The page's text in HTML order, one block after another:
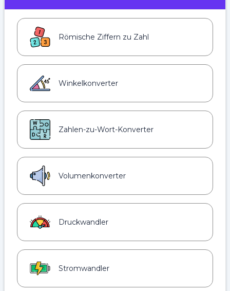
Römische Ziffern zu Zahl
Winkelkonverter
Zahlen-zu-Wort-Konverter
Volumenkonverter
Druckwandler
Stromwandler